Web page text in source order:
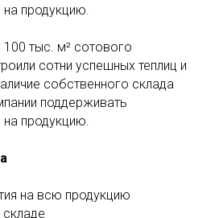
продукцию.
тыс. м² сотового
сотни успешных теплиц и
собственного склада
поддерживать
продукцию.
на всю продукцию
складе